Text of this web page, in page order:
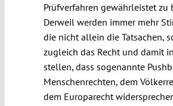
Prüfverfahren gewährleistet zu
Derweil werden immer mehr
die nicht allein die Tatsachen,
zugleich das Recht und damit
stellen, dass sogenannte
Menschenrechten, dem
dem Europarecht